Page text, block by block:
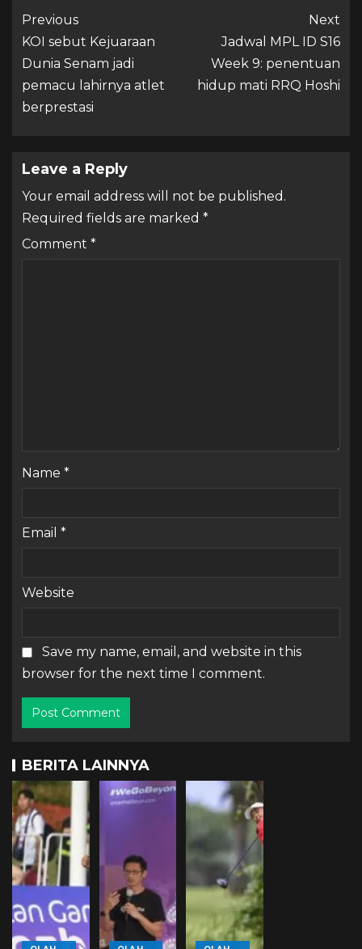
Previous
KOI sebut Kejuaraan
Dunia Senam jadi
pemacu lahirnya atlet
berprestasi
Next
Jadwal MPL ID S16
Week 9: penentuan
hidup mati RRQ Hoshi
Leave a Reply
Your email address will not be published.
Required fields are marked *
Comment *
Name *
Email *
Website
Save my name, email, and website in this
browser for the next time I comment.
BERITA LAINNYA